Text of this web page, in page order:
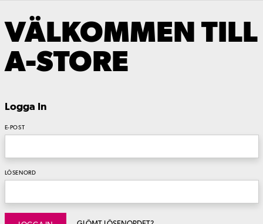
VÄLKOMMEN TILL
A-STORE
Logga In
E-POST
LÖSENORD